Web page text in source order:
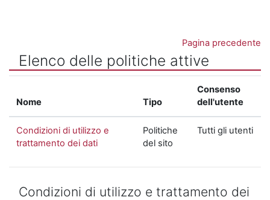
Pagina precedente
Elenco delle politiche attive
Nome Tipo
Consenso
dell'utente
Condizioni di utilizzo e
trattamento dei dati
Politiche
del sito
Tutti gli utenti
Condizioni di utilizzo e trattamento dei